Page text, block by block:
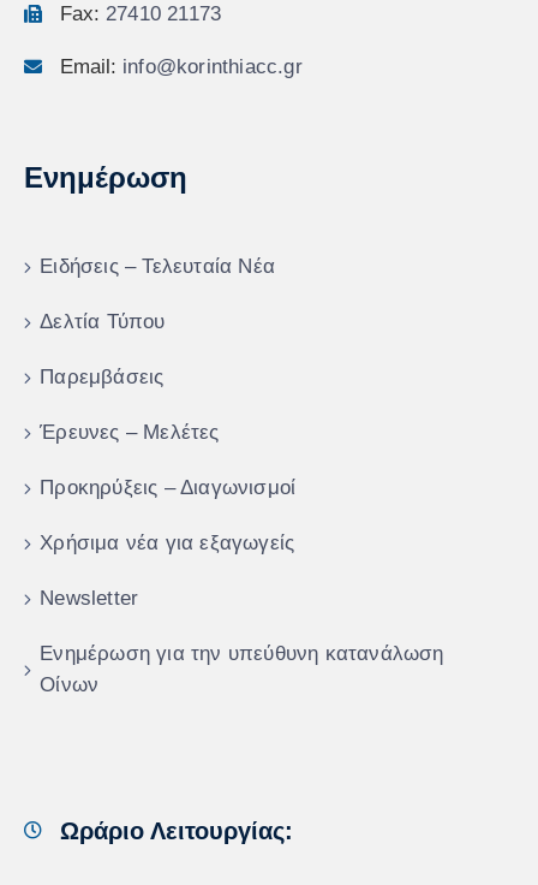
Fax: 27410 21173
Email: info@korinthiacc.gr
Ενημέρωση
Ειδήσεις – Τελευταία Νέα
Δελτία Τύπου
Παρεμβάσεις
Έρευνες – Μελέτες
Προκηρύξεις – Διαγωνισμοί
Χρήσιμα νέα για εξαγωγείς
Newsletter
Ενημέρωση για την υπεύθυνη κατανάλωση
Οίνων
Ωράριο Λειτουργίας: